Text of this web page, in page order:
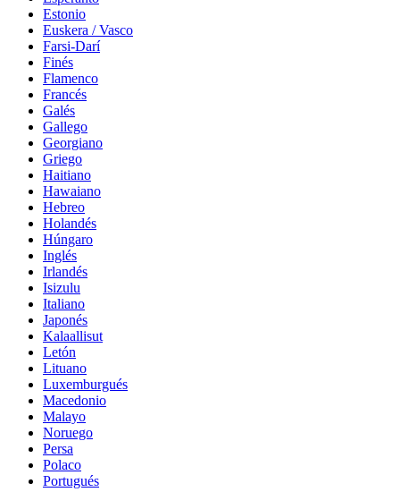
Estonio
Euskera / Vasco
Farsi-Darí
Finés
Flamenco
Francés
Galés
Gallego
Georgiano
Griego
Haitiano
Hawaiano
Hebreo
Holandés
Húngaro
Inglés
Irlandés
Isizulu
Italiano
Japonés
Kalaallisut
Letón
Lituano
Luxemburgués
Macedonio
Malayo
Noruego
Persa
Polaco
Portugués